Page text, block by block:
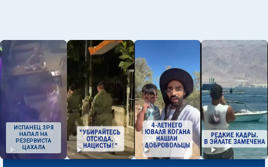
ИСПАНЕЦ ЗРЯ
НАПАЛ НА
РЕЗЕРВИСТА
ЦАХАЛА